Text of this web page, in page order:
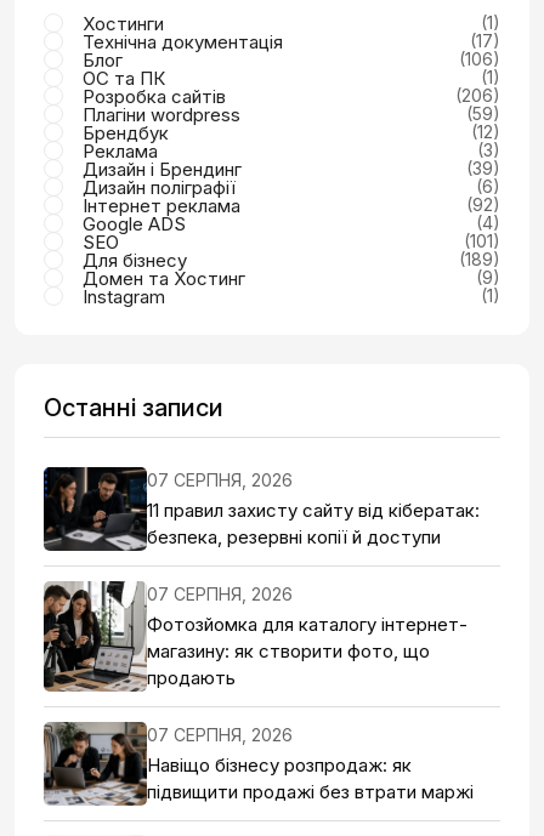
Хостинги (1)
Технічна документація (17)
Блог (106)
ОС та ПК (1)
Розробка сайтів (206)
Плагіни wordpress (59)
Брендбук (12)
Реклама (3)
Дизайн і Брендинг (39)
Дизайн поліграфії (6)
Інтернет реклама (92)
Google ADS (4)
SEO (101)
Для бізнесу (189)
Домен та Хостинг (9)
Instagram (1)
Останні записи
07 СЕРПНЯ, 2026
11 правил захисту сайту від кібератак:
безпека, резервні копії й доступи
07 СЕРПНЯ, 2026
Фотозйомка для каталогу інтернет-
магазину: як створити фото, що
продають
07 СЕРПНЯ, 2026
Навіщо бізнесу розпродаж: як
підвищити продажі без втрати маржі